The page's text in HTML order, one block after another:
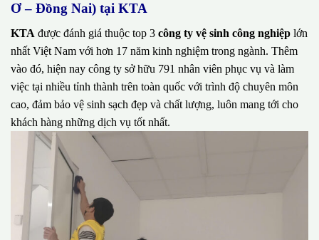
Ơ – Đồng Nai) tại KTA
KTA được đánh giá thuộc top 3 công ty vệ sinh công nghiệp lớn
nhất Việt Nam với hơn 17 năm kinh nghiệm trong ngành. Thêm
vào đó, hiện nay công ty sở hữu 791 nhân viên phục vụ và làm
việc tại nhiều tỉnh thành trên toàn quốc với trình độ chuyên môn
cao, đảm bảo vệ sinh sạch đẹp và chất lượng, luôn mang tới cho
khách hàng những dịch vụ tốt nhất.